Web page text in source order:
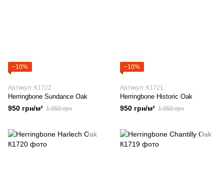
−10%
Артикул: К1722
Herringbone Sundance Oak
950 грн/м² 1 050 грн
−10%
Артикул: К1721
Herringbone Historic Oak
950 грн/м² 1 050 грн